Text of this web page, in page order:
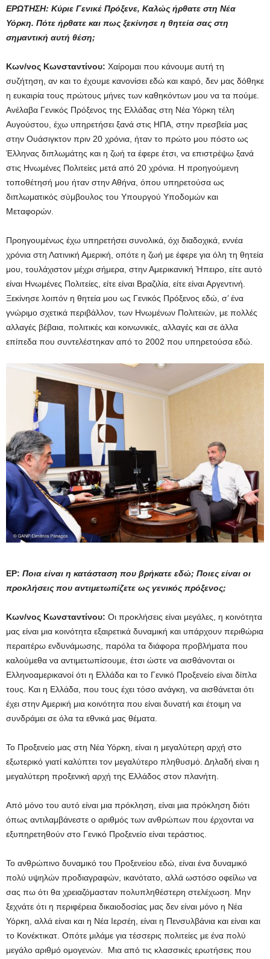
ΕΡΩΤΗΣΗ: Κύριε Γενικέ Πρόξενε, Καλώς ήρθατε στη Νέα
Υόρκη. Πότε ήρθατε και πως ξεκίνησε η θητεία σας στη
σημαντική αυτή θέση;
Κων/νος Κωνσταντίνου: Χαίρομαι που κάνουμε αυτή τη
συζήτηση, αν και το έχουμε κανονίσει εδώ και καιρό, δεν μας δόθηκε
η ευκαιρία τους πρώτους μήνες των καθηκόντων μου να τα πούμε.
Ανέλαβα Γενικός Πρόξενος της Ελλάδας στη Νέα Υόρκη τέλη
Αυγούστου, έχω υπηρετήσει ξανά στις ΗΠΑ, στην πρεσβεία μας
στην Ουάσιγκτον πριν 20 χρόνια, ήταν το πρώτο μου πόστο ως
Έλληνας διπλωμάτης και η ζωή τα έφερε έτσι, να επιστρέψω ξανά
στις Ηνωμένες Πολιτείες μετά από 20 χρόνια. Η προηγούμενη
τοποθέτησή μου ήταν στην Αθήνα, όπου υπηρετούσα ως
διπλωματικός σύμβουλος του Υπουργού Υποδομών και
Μεταφορών.
Προηγουμένως έχω υπηρετήσει συνολικά, όχι διαδοχικά, εννέα
χρόνια στη Λατινική Αμερική, οπότε η ζωή με έφερε για όλη τη θητεία
μου, τουλάχιστον μέχρι σήμερα, στην Αμερικανική Ήπειρο, είτε αυτό
είναι Ηνωμένες Πολιτείες, είτε είναι Βραζιλία, είτε είναι Αργεντινή.
Ξεκίνησε λοιπόν η θητεία μου ως Γενικός Πρόξενος εδώ, σ’ ένα
γνώριμο σχετικά περιβάλλον, των Ηνωμένων Πολιτειών, με πολλές
αλλαγές βέβαια, πολιτικές και κοινωνικές, αλλαγές και σε άλλα
επίπεδα που συντελέστηκαν από το 2002 που υπηρετούσα εδώ.
ΕΡ: Ποια είναι η κατάσταση που βρήκατε εδώ; Ποιες είναι οι
προκλήσεις που αντιμετωπίζετε ως γενικός πρόξενος;
Κων/νος Κωνσταντίνου: Οι προκλήσεις είναι μεγάλες, η κοινότητα
μας είναι μια κοινότητα εξαιρετικά δυναμική και υπάρχουν περιθώρια
περαιτέρω ενδυνάμωσης, παρόλα τα διάφορα προβλήματα που
καλούμεθα να αντιμετωπίσουμε, έτσι ώστε να αισθάνονται οι
Ελληνοαμερικανοί ότι η Ελλάδα και το Γενικό Προξενείο είναι δίπλα
τους. Και η Ελλάδα, που τους έχει τόσο ανάγκη, να αισθάνεται ότι
έχει στην Αμερική μια κοινότητα που είναι δυνατή και έτοιμη να
συνδράμει σε όλα τα εθνικά μας θέματα.
Το Προξενείο μας στη Νέα Υόρκη, είναι η μεγαλύτερη αρχή στο
εξωτερικό γιατί καλύπτει τον μεγαλύτερο πληθυσμό. Δηλαδή είναι η
μεγαλύτερη προξενική αρχή της Ελλάδος στον πλανήτη.
Από μόνο του αυτό είναι μια πρόκληση, είναι μια πρόκληση διότι
όπως αντιλαμβάνεστε ο αριθμός των ανθρώπων που έρχονται να
εξυπηρετηθούν στο Γενικό Προξενείο είναι τεράστιος.
Το ανθρώπινο δυναμικό του Προξενείου εδώ, είναι ένα δυναμικό
πολύ υψηλών προδιαγραφών, ικανότατο, αλλά ωστόσο οφείλω να
σας πω ότι θα χρειαζόμασταν πολυπληθέστερη στελέχωση. Μην
ξεχνάτε ότι η περιφέρεια δικαιοδοσίας μας δεν είναι μόνο η Νέα
Υόρκη, αλλά είναι και η Νέα Ιερσέη, είναι η Πενσυλβάνια και είναι και
το Κονέκτικατ. Οπότε μιλάμε για τέσσερις πολιτείες με ένα πολύ
μεγάλο αριθμό ομογενών. Μια από τις κλασσικές ερωτήσεις που